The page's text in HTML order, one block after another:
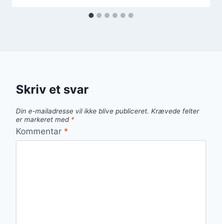
Skriv et svar
Din e-mailadresse vil ikke blive publiceret. Krævede felter
er markeret med *
Kommentar *